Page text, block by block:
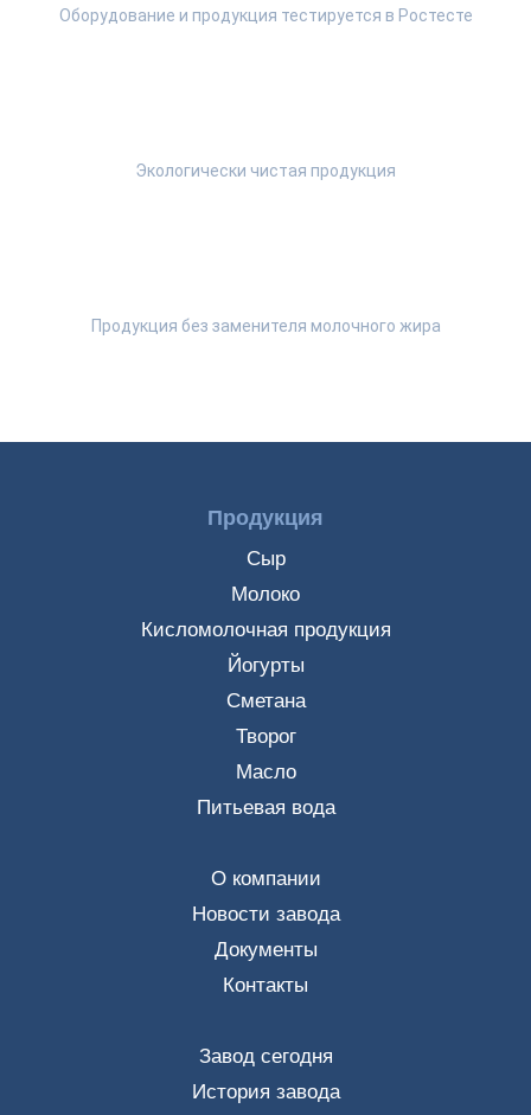
Оборудование и продукция тестируется в Ростесте
Экологически чистая продукция
Продукция без заменителя молочного жира
Продукция
Сыр
Молоко
Кисломолочная продукция
Йогурты
Сметана
Творог
Масло
Питьевая вода
О компании
Новости завода
Документы
Контакты
Завод сегодня
История завода